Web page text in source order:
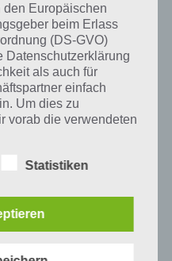
Teilen auf Facebook
Touchportal
den Europäischen
beim Erlass
(DS-GVO)
Datenschutzerklärung
als auch für
einfach
Um dies zu
vorab die verwendeten
Statistiken